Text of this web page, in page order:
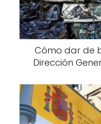
Cómo dar de
Dirección